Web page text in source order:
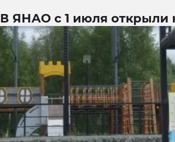
В ЯНАО с 1 июля открыли